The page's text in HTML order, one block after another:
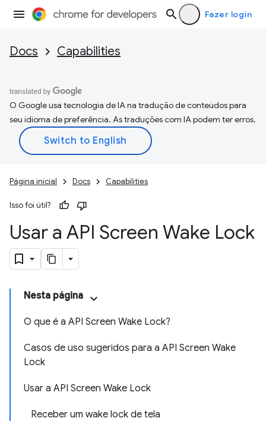
Fazer login
Docs Capabilities
O Google usa tecnologia de IA na tradução de conteúdos para
seu idioma de preferência. As traduções com IA podem ter erros.
Página inicial Docs Capabilities
Isso foi útil?
Usar a API Screen Wake Lock
Nesta página
O que é a API Screen Wake Lock?
Casos de uso sugeridos para a API Screen Wake
Lock
Usar a API Screen Wake Lock
Receber um wake lock de tela